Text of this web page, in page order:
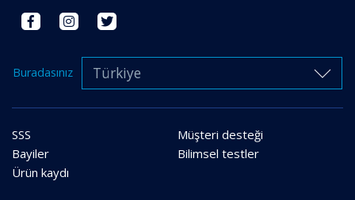
Buradasınız Türkiye
SSS
Müşteri desteği
Bayiler
Bilimsel testler
Ürün kaydı